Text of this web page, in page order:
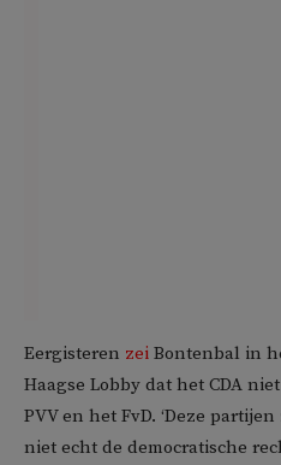
Eergisteren zei Bontenbal in
Haagse Lobby dat het CDA
PVV en het FvD. ‘Deze
niet echt de democratische